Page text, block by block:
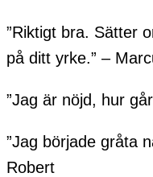
”Riktigt bra. Sätter
på ditt yrke.” –
”Jag är nöjd, hur
”Jag började gråta
Robert